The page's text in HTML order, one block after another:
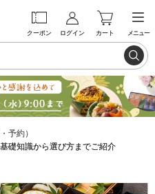
クーポン ログイン カート メニュー
予約）
礎知識から選び方までご紹介